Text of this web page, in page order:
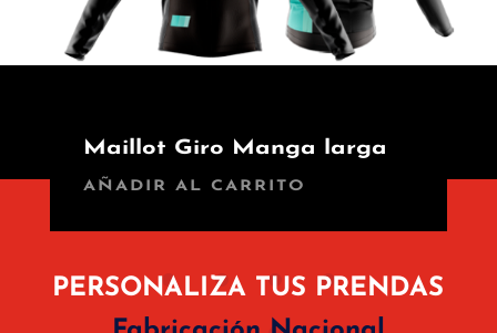
Maillot Giro Manga larga
AÑADIR AL CARRITO
PERSONALIZA TUS PRENDAS